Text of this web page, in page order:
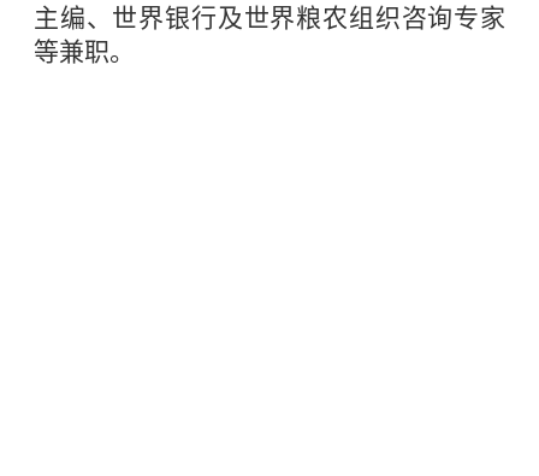
主编、世界银行及世界粮农组织咨询专家
等兼职。